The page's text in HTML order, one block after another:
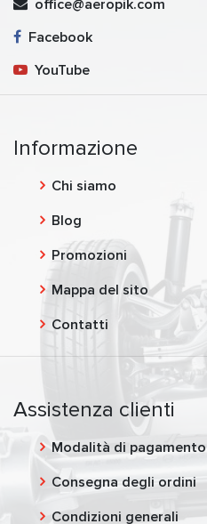
office@aeropik.com
Facebook
YouTube
Informazione
Chi siamo
Blog
Promozioni
Mappa del sito
Contatti
Assistenza clienti
Modalità di pagamento
Consegna degli ordini
Condizioni generali